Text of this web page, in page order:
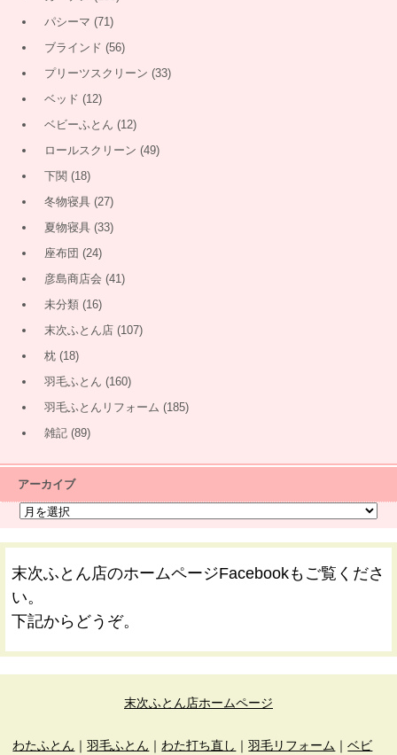
パシーマ (71)
ブラインド (56)
プリーツスクリーン (33)
ベッド (12)
ベビーふとん (12)
ロールスクリーン (49)
下関 (18)
冬物寝具 (27)
夏物寝具 (33)
座布団 (24)
彦島商店会 (41)
未分類 (16)
末次ふとん店 (107)
枕 (18)
羽毛ふとん (160)
羽毛ふとんリフォーム (185)
雑記 (89)
アーカイブ
末次ふとん店のホームページFacebookもご覧くださ
い。
下記からどうぞ。
末次ふとん店ホームページ
わたふとん ｜羽毛ふとん ｜ わた打ち直し ｜羽毛リフォーム ｜ベビ